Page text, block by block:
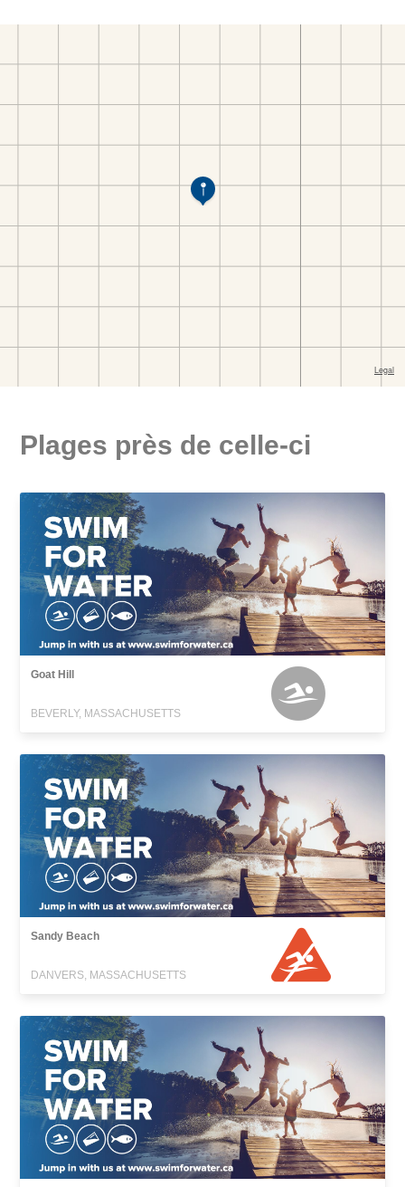
Plages près de celle-ci
Goat Hill
BEVERLY, MASSACHUSETTS
Sandy Beach
DANVERS, MASSACHUSETTS